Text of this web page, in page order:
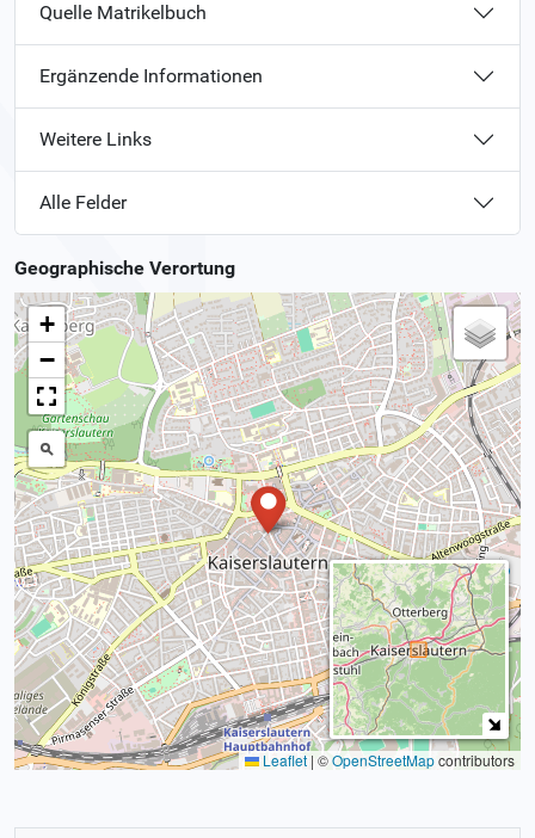
Quelle Matrikelbuch
Ergänzende Informationen
Weitere Links
Alle Felder
Geographische Verortung
+
−
Leaflet | ©OpenStreetMapcontributors